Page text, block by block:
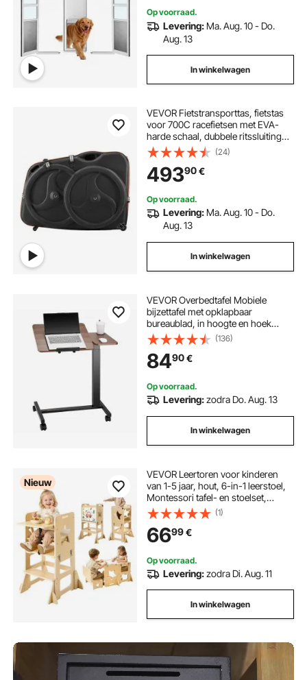
Op voorraad.
Levering: Ma. Aug. 10 - Do.
Aug. 13
In winkelwagen
VEVOR Fietstransporttas, fietstas
voor 700C racefietsen met EVA-
harde schaal, dubbele ritssluiting
met snelsluiting, TSA-slot en
wielen, harde koffer voor
vliegreizen, treinreizen en
autoritten.
(24)
49390€
Op voorraad.
Levering: Ma. Aug. 10 - Do.
Aug. 13
In winkelwagen
VEVOR Overbedtafel Mobiele
bijzettafel met opklapbaar
bureaublad, in hoogte en hoek
verstelbare laptoptafel met
bekerhouder, nachtkastje voor
kantoor en studeerkamer
(136)
8490€
Op voorraad.
Levering:zodra Do. Aug. 13
In winkelwagen
Nieuw
VEVOR Leertoren voor kinderen
van 1-5 jaar, hout, 6-in-1 leerstoel,
Montessori tafel- en stoelset,
kinderopstapje, Montessori
leertoren met krijtbord en dienblad,
voor badkamer en keukenblad.
(1)
6699€
Op voorraad.
Levering:zodra Di. Aug. 11
In winkelwagen